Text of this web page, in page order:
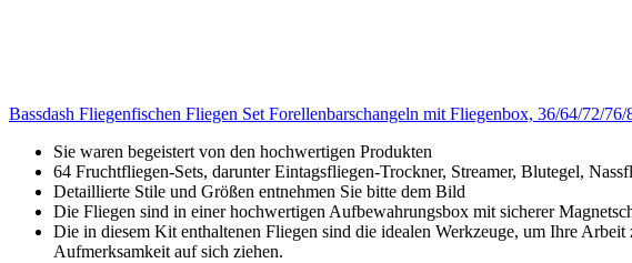
Bassdash Fliegenfischen Fliegen Set Forellenbarschangeln mit Fliegenbox, 36/64/72/
Sie waren begeistert von den hochwertigen Produkten
64 Fruchtfliegen-Sets, darunter Eintagsfliegen-Trockner, Streamer, Blutegel,
Detaillierte Stile und Größen entnehmen Sie bitte dem Bild
Die Fliegen sind in einer hochwertigen Aufbewahrungsbox mit sicherer
Die in diesem Kit enthaltenen Fliegen sind die idealen Werkzeuge, um Ihre
Aufmerksamkeit auf sich ziehen.